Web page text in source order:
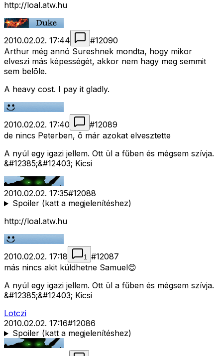
http://loal.atw.hu
2010.02.02. 17:44 #12090
Arthur még annó Sureshnek mondta, hogy mikor
elveszi más képességét, akkor nem hagy meg semmit
sem belõle.
A heavy cost. I pay it gladly.
2010.02.02. 17:40 #12089
de nincs Peterben, õ már azokat elvesztette
A nyúl egy igazi jellem. Ott ül a fűben és mégsem szívja.
&#12385;&#12403; Kicsi
2010.02.02. 17:35#12088
Spoiler (katt a megjelenítéshez)
http://loal.atw.hu
2010.02.02. 17:18 1 #12087
más nincs akit küldhetne Samuel😊
A nyúl egy igazi jellem. Ott ül a fűben és mégsem szívja.
&#12385;&#12403; Kicsi
Lotczi
2010.02.02. 17:16#12086
Spoiler (katt a megjelenítéshez)